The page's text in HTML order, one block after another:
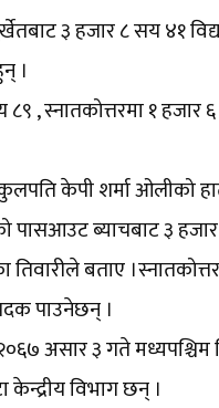
३ हजार ८ सय ४१
।
, स्नातकोत्तरमा १ हजार ६
कुलपति केपी शर्मा ओलीको
ब्याचबाट ३
तिवारीले बताए
पाउनेछन् ।
असार ३ गते मध्यपश्चिम
केन्द्रीय विभाग छन् ।